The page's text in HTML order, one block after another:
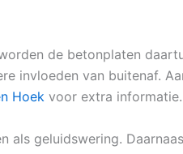
de betonplaten
invloeden van buitenaf.
Hoek voor extra informatie.
geluidswering.